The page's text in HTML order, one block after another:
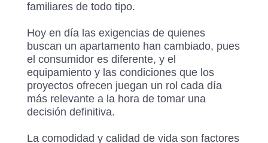
familiares de todo tipo.
Hoy en día las exigencias de quienes
buscan un apartamento han cambiado, pues
el consumidor es diferente, y el
equipamiento y las condiciones que los
proyectos ofrecen juegan un rol cada día
más relevante a la hora de tomar una
decisión definitiva.
La comodidad y calidad de vida son factores